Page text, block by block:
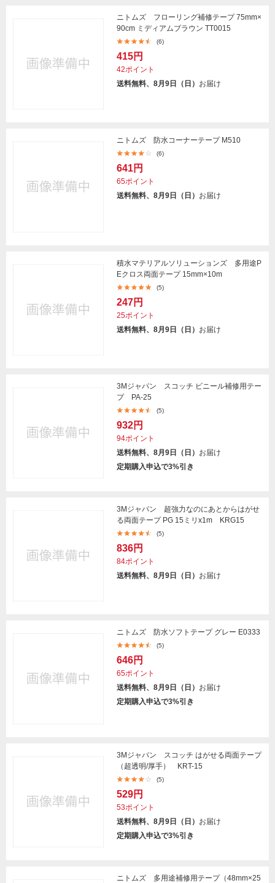
ニトムズ フローリング補修テープ 75mm×
90cm ミディアムブラウン TT0015
(6)
415円
42ポイント
送料無料、8月9日（日） お届け
ニトムズ 防水コーナーテープ M510
(6)
641円
65ポイント
送料無料、8月9日（日） お届け
積水マテリアルソリューションズ 多用途P
Eクロス両面テープ 15mm×10m
(5)
247円
25ポイント
送料無料、8月9日（日） お届け
3Mジャパン スコッチ ビニール補修用テー
プ PA-25
(5)
932円
94ポイント
送料無料、8月9日（日） お届け
定期購入申込で3%引き
3Mジャパン 超強力なのにあとからはがせ
る両面テープ PG 15ミリx1m KRG15
(5)
836円
84ポイント
送料無料、8月9日（日） お届け
ニトムズ 防水ソフトテープ グレー E0333
(5)
646円
65ポイント
送料無料、8月9日（日） お届け
定期購入申込で3%引き
3Mジャパン スコッチ はがせる両面テープ
（超透明/厚手） KRT-15
(5)
529円
53ポイント
送料無料、8月9日（日） お届け
定期購入申込で3%引き
ニトムズ 多用途補修用テープ（48mm×25